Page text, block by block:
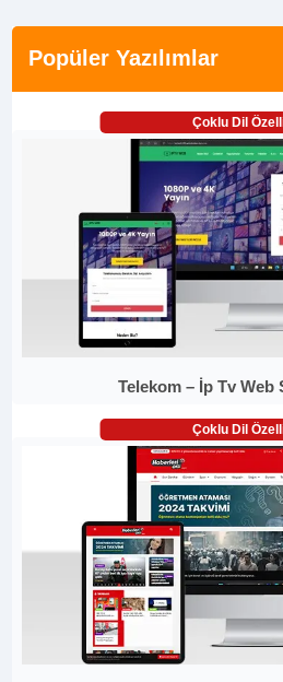
Popüler Yazılımlar
Çoklu Dil
Telekom – İp Tv Web
Çoklu Dil